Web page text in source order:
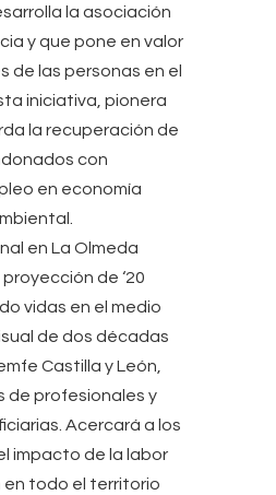
la asociación
y que pone en valor
de las personas en el
iniciativa, pionera
la recuperación de
con
en economía
en La Olmeda
de ‘20
vidas en el medio
de dos décadas
Castilla y León,
de profesionales y
Acercará a los
impacto de la labor
en todo el territorio